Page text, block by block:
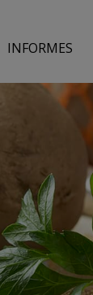
INFORMES